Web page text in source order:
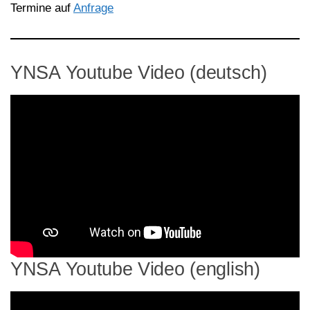
Termine auf Anfrage
YNSA Youtube Video (deutsch)
YNSA Youtube Video (english)